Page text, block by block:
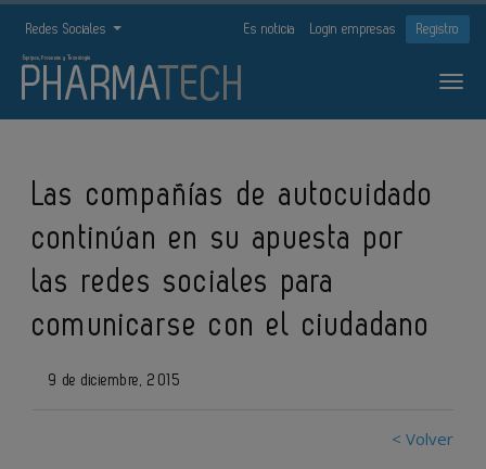
Redes Sociales Es noticia Login empresas Registro
Las compañías de autocuidado
continúan en su apuesta por
las redes sociales para
comunicarse con el ciudadano
9 de diciembre, 2015
< Volver